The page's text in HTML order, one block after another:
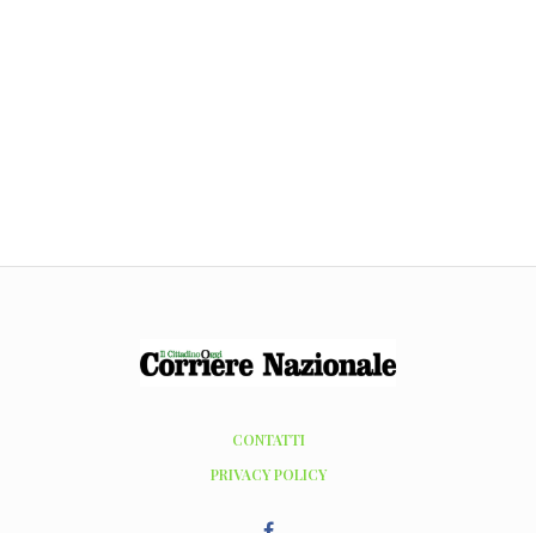
CONTATTI
PRIVACY POLICY